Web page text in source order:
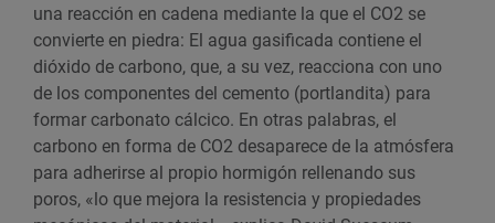
una reacción en cadena mediante la que el CO2 se
convierte en piedra: El agua gasificada contiene el
dióxido de carbono, que, a su vez, reacciona con uno
de los componentes del cemento (portlandita) para
formar carbonato cálcico. En otras palabras, el
carbono en forma de CO2 desaparece de la atmósfera
para adherirse al propio hormigón rellenando sus
poros, «lo que mejora la resistencia y propiedades